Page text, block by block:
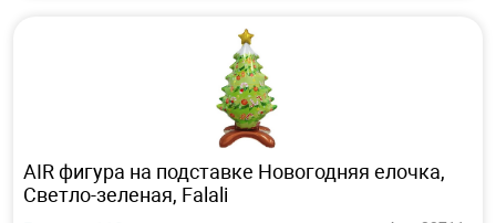
AIR фигура на подставке Новогодняя елочка,
Светло-зеленая, Falali